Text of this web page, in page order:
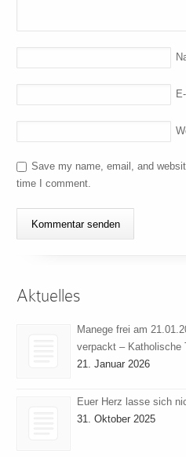
Save my name, email, and
time I comment.
Aktuelles
Manege frei am
verpackt – Katholische
21. Januar 2026
Euer Herz lasse sich
31. Oktober 2025